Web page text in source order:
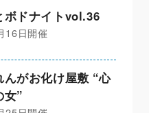
ボドナイトvol.36
16日開催
んがお化け屋敷 “心
女”